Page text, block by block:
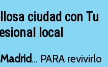
ciudad con Tu
local
... PARA revivirlo